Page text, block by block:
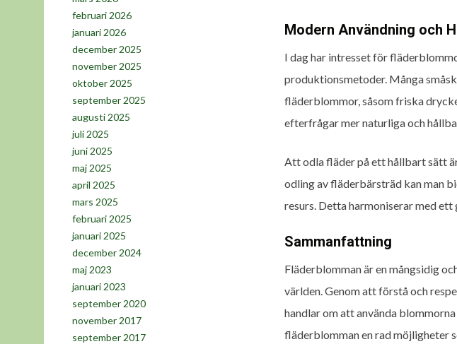
Modern Användning och
I dag har intresset för
produktionsmetoder. Många
fläderblommor, såsom friska
efterfrågar mer naturliga och
Att odla fläder på ett hållbart sätt
odling av fläderbärsträd kan man
resurs. Detta harmoniserar med
Sammanfattning
Fläderblomman är en mångsidig
världen. Genom att förstå och
handlar om att använda
fläderblomman en rad möjligheter
februari 2026
januari 2026
december 2025
november 2025
oktober 2025
september 2025
augusti 2025
juli 2025
juni 2025
maj 2025
april 2025
mars 2025
februari 2025
januari 2025
december 2024
maj 2023
januari 2023
september 2020
november 2017
september 2017